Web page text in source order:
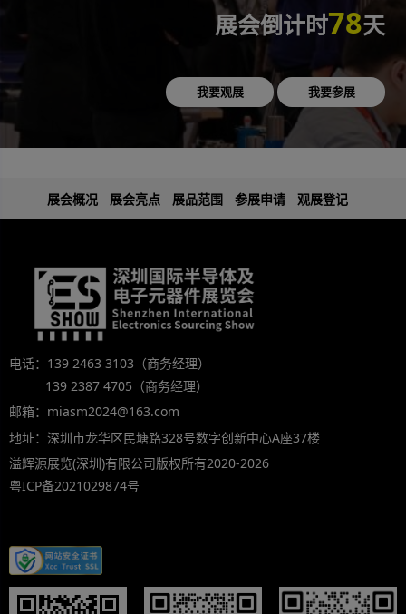
展会倒计时78天
我要观展 我要参展
展会概况 展会亮点 展品范围 参展申请 观展登记
电话：139 2463 3103（商务经理）
139 2387 4705（商务经理）
邮箱：miasm2024@163.com
地址：深圳市龙华区民塘路328号数字创新中心A座37楼
溢辉源展览(深圳)有限公司版权所有2020-2026
粤ICP备2021029874号